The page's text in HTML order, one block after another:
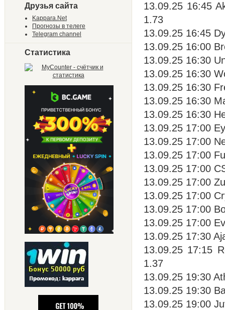
Друзья сайта
Kappara.Net
Прогнозы в телеге
Telegram channel
Статистика
13.09.25 16:45
1.73
13.09.25 16:45
13.09.25 16:00
13.09.25 16:30
13.09.25 16:30
13.09.25 16:30
13.09.25 16:30
13.09.25 16:30
13.09.25 17:00
13.09.25 17:00
13.09.25 17:00
13.09.25 17:00
13.09.25 17:00
13.09.25 17:00
13.09.25 17:00
13.09.25 17:00
13.09.25 17:30
13.09.25 17:15
1.37
13.09.25 19:30
13.09.25 19:30
13.09.25 19:00